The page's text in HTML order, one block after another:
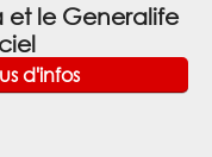
et le Generalife
d'infos